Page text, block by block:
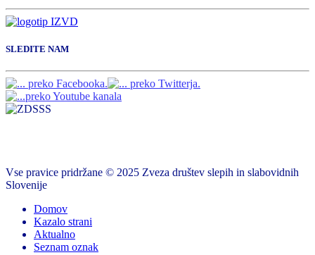
SLEDITE NAM
Vse pravice pridržane © 2025 Zveza društev slepih in slabovidnih
Slovenije
Domov
Kazalo strani
Aktualno
Seznam oznak